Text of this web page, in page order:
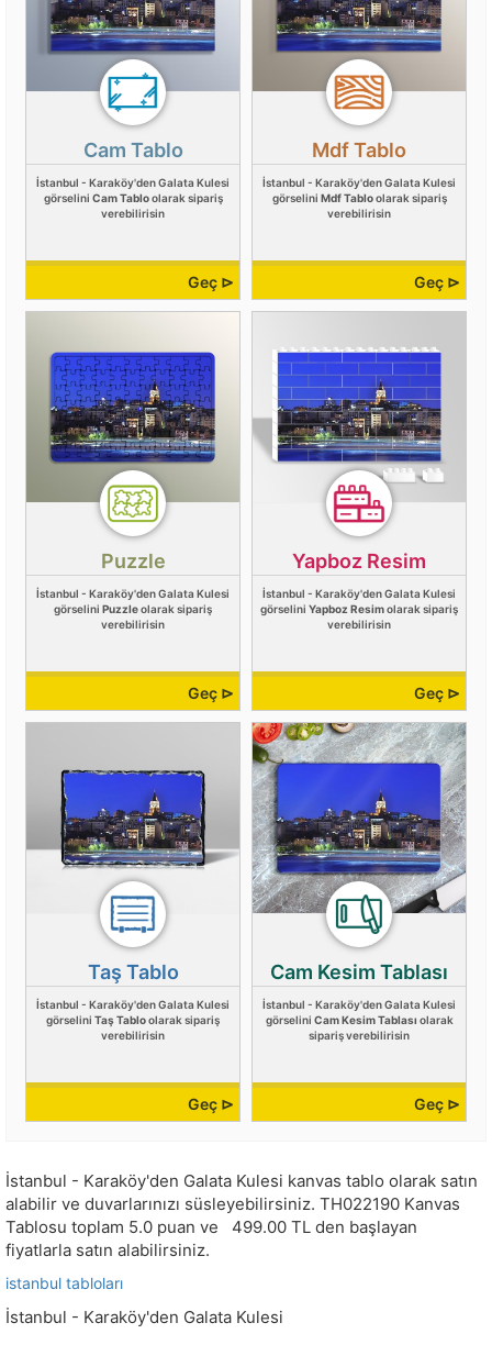
Cam Tablo
İstanbul - Karaköy'den Galata Kulesi
görselini Cam Tabloolarak sipariş
verebilirisin
Geç ⊳
Mdf Tablo
İstanbul - Karaköy'den Galata Kulesi
görselini Mdf Tabloolarak sipariş
verebilirisin
Geç ⊳
Puzzle
İstanbul - Karaköy'den Galata Kulesi
görselini Puzzleolarak sipariş
verebilirisin
Geç ⊳
Yapboz Resim
İstanbul - Karaköy'den Galata Kulesi
görselini Yapboz Resimolarak sipariş
verebilirisin
Geç ⊳
Taş Tablo
İstanbul - Karaköy'den Galata Kulesi
görselini Taş Tabloolarak sipariş
verebilirisin
Geç ⊳
Cam Kesim Tablası
İstanbul - Karaköy'den Galata Kulesi
görselini Cam Kesim Tablası olarak
sipariş verebilirisin
Geç ⊳
İstanbul - Karaköy'den Galata Kulesi kanvas tablo olarak satın
alabilir ve duvarlarınızı süsleyebilirsiniz. TH022190 Kanvas
Tablosu toplam 5.0 puan ve 499.00 TL den başlayan
fiyatlarla satın alabilirsiniz.
istanbul tabloları
İstanbul - Karaköy'den Galata Kulesi